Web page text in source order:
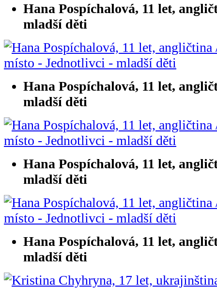
Hana Pospíchalová, 11 let,
mladší děti
Hana Pospíchalová, 11 let,
mladší děti
Hana Pospíchalová, 11 let,
mladší děti
Hana Pospíchalová, 11 let,
mladší děti